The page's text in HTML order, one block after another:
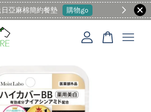
亞麻棉簡約餐墊 購物go 童裝
車目前還是空的。
繼續購物